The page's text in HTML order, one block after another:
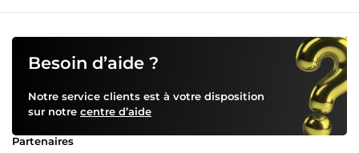
Besoin d’aide ?
Notre service clients est à votre disposition
sur notre centre d’aide
Partenaires